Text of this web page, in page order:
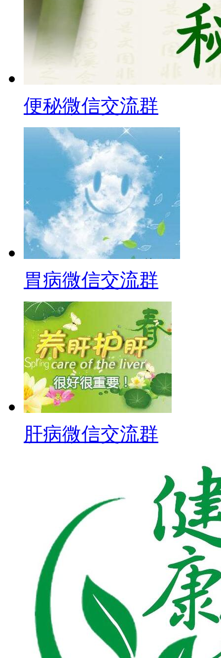
便秘微信交流群
胃病微信交流群
肝病微信交流群